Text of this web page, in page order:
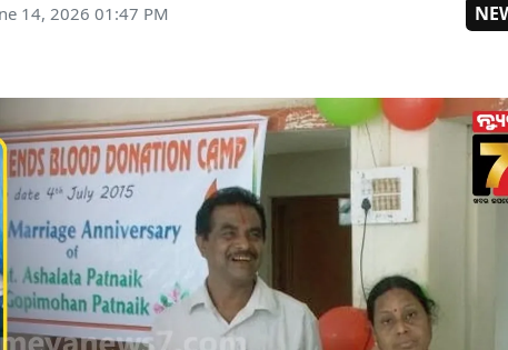
14, 2026 01:47 PM